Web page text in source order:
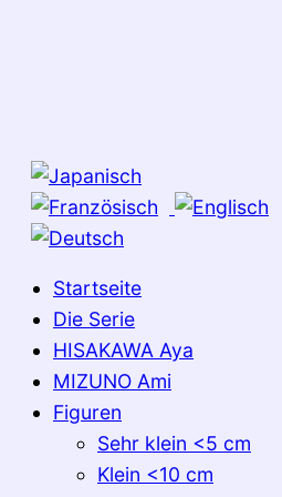
Startseite
Die Serie
HISAKAWA Aya
MIZUNO Ami
Figuren
Sehr klein <5 cm
Klein <10 cm